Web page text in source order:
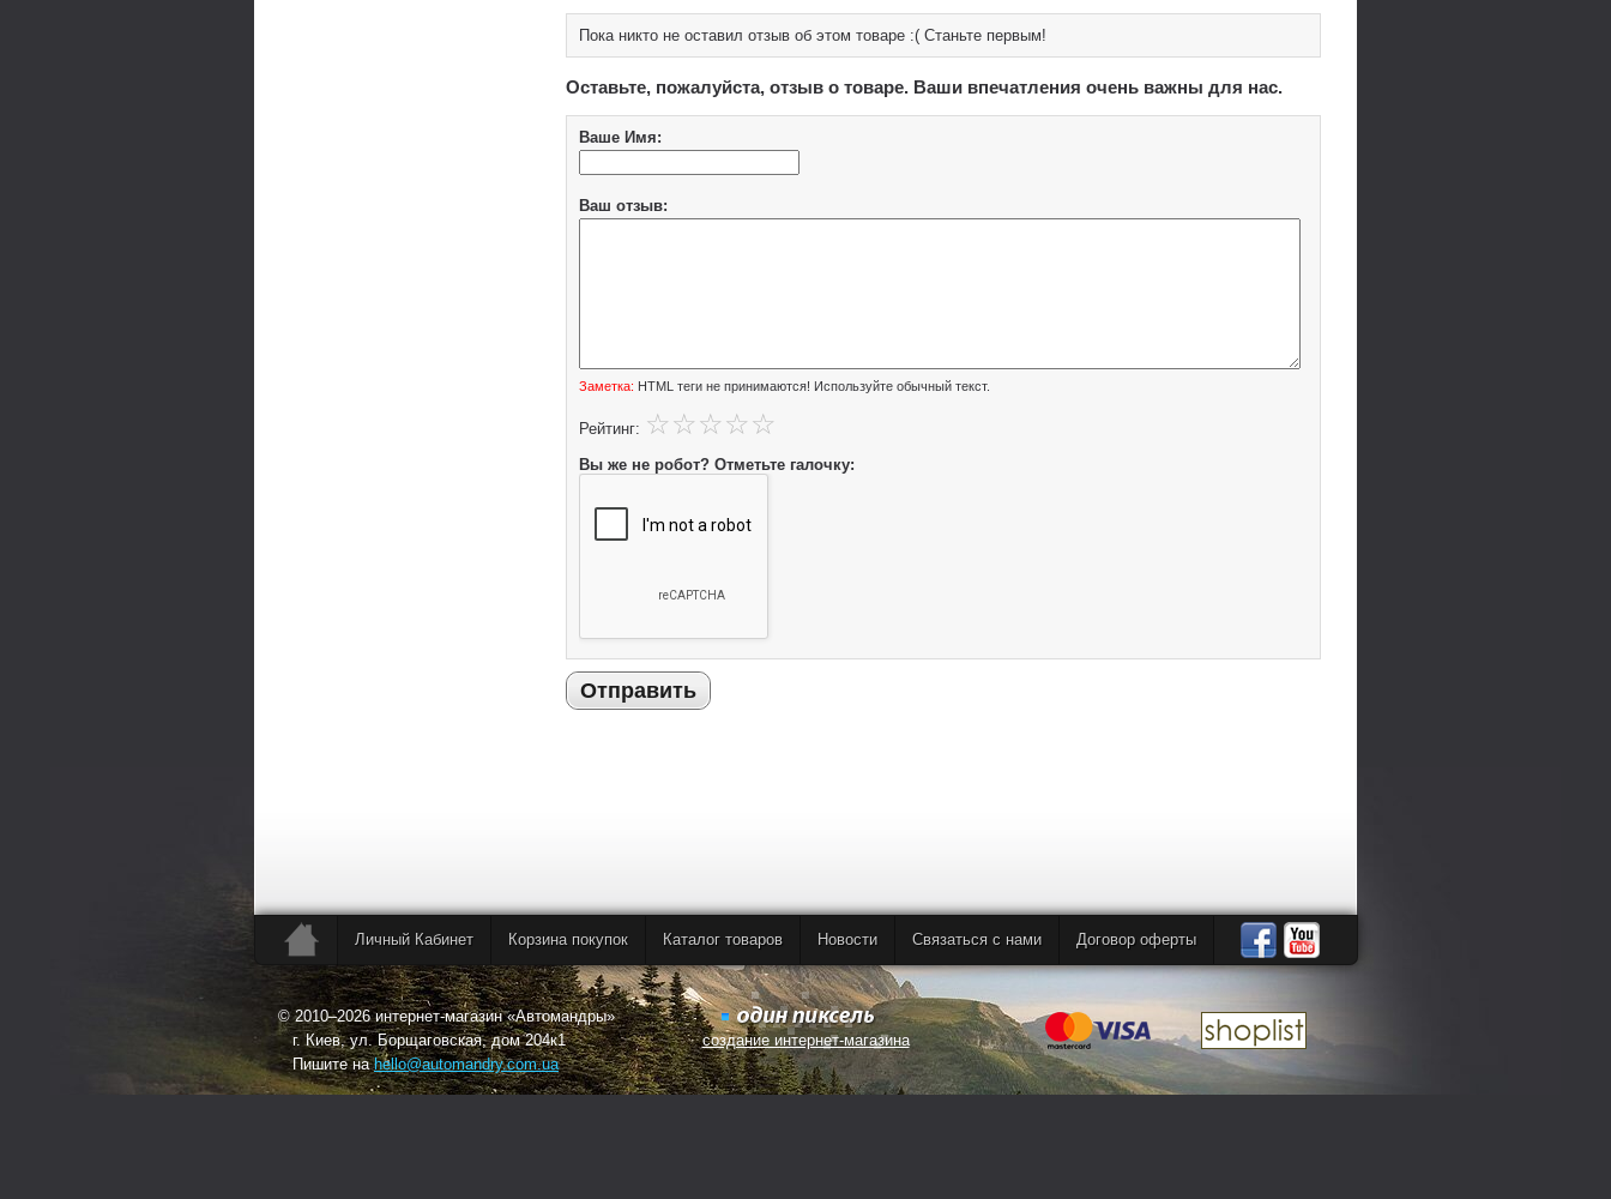
Пока никто не оставил отзыв об этом товаре :( Станьте первым!
Оставьте, пожалуйста, отзыв о товаре. Ваши впечатления очень важны для нас.
Ваше Имя:
Ваш отзыв:
Заметка: HTML теги не принимаются! Используйте обычный текст.
Рейтинг:
Вы же не робот? Отметьте галочку:
Отправить
Личный Кабинет Корзина покупок Каталог товаров Новости Связаться с нами
Договор оферты
Автомандры
Автомандры
© 2010–2026 интернет-магазин «Автомандры»
г. Киев, ул. Борщаговская, дом 204к1
Пишите наhello@automandry.com.ua
создание интернет-магазина